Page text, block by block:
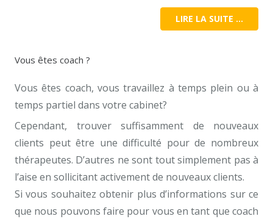
LIRE LA SUITE …
Vous êtes coach ?
Vous êtes coach, vous travaillez à temps plein ou à
temps partiel dans votre cabinet?
Cependant, trouver suffisamment de nouveaux
clients peut être une difficulté pour de nombreux
thérapeutes. D’autres ne sont tout simplement pas à
l’aise en sollicitant activement de nouveaux clients.
Si vous souhaitez obtenir plus d’informations sur ce
que nous pouvons faire pour vous en tant que coach